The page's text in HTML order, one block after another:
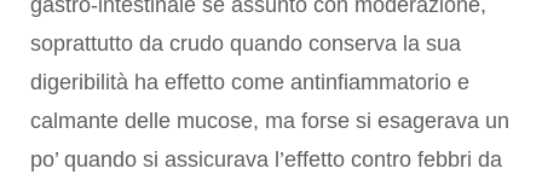
gastro-intestinale se assunto con moderazione,
soprattutto da crudo quando conserva la sua
digeribilità ha effetto come antinfiammatorio e
calmante delle mucose, ma forse si esagerava un
po’ quando si assicurava l’effetto contro febbri da